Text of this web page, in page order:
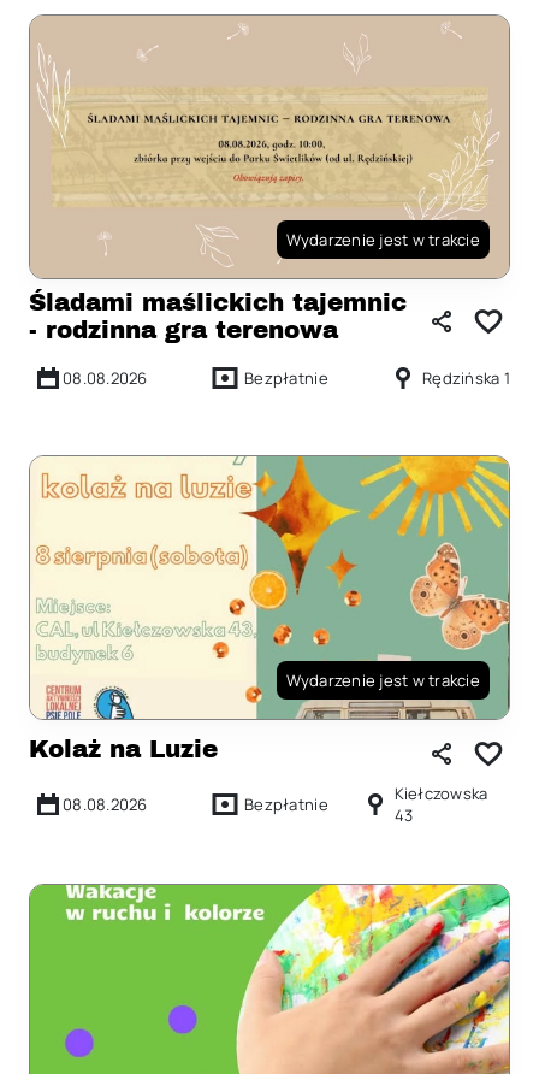
Wydarzenie jest w trakcie
Śladami maślickich tajemnic
- rodzinna gra terenowa
08.08.2026 Bezpłatnie Rędzińska 1
Wydarzenie jest w trakcie
Kolaż na Luzie
08.08.2026 Bezpłatnie
Kiełczowska
43